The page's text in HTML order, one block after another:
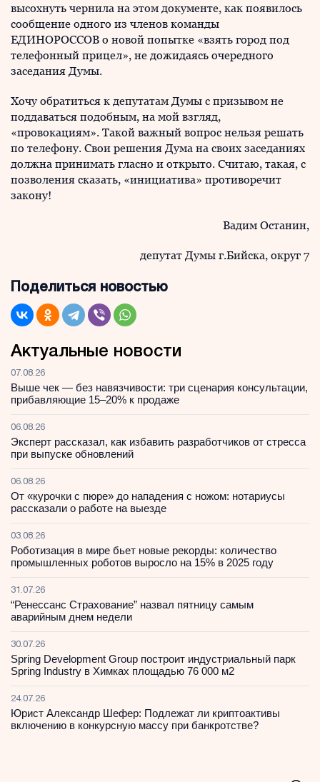
высохнуть чернила на этом документе, как появилось
сообщение одного из членов команды
ЕДИНОРОССОВ о новой попытке «взять город под
телефонный прицел», не дожидаясь очередного
заседания Думы.
Хочу обратиться к депутатам Думы с призывом не
поддаваться подобным, на мой взгляд,
«провокациям». Такой важный вопрос нельзя решать
по телефону. Свои решения Дума на своих заседаниях
должна принимать гласно и открыто. Считаю, такая, с
позволения сказать, «инициатива» противоречит
закону!
Вадим Останин,
депутат Думы г.Бийска, округ 7
Поделиться новостью
Актуальные новости
07.08.26
Выше чек — без навязчивости: три сценария консультации,
прибавляющие 15–20% к продаже
06.08.26
Эксперт рассказал, как избавить разработчиков от стресса
при выпуске обновлений
06.08.26
От «курочки с пюре» до нападения с ножом: нотариусы
рассказали о работе на выезде
03.08.26
Роботизация в мире бьет новые рекорды: количество
промышленных роботов выросло на 15% в 2025 году
31.07.26
“Ренессанс Страхование” назвал пятницу самым
аварийным днем недели
30.07.26
Spring Development Group построит индустриальный парк
Spring Industry в Химках площадью 76 000 м2
24.07.26
Юрист Александр Шефер: Подлежат ли криптоактивы
включению в конкурсную массу при банкротстве?